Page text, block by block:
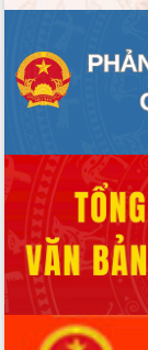
Hội thảo góp ý hồ sơ
hoạch tỉnh Đắk Lắk
tầm nhìn đến năm
Hội nghị triển khai kết
truyền số liệu chuyên
quan Đảng, Nhà nước
Lễ phát động chuỗi
tay làm sạch môi
Xã Ea Kar bước
công tác cải cách
mới